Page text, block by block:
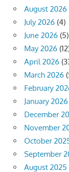
August 2026
July 2026 (4)
June 2026 (5)
May 2026
April 2026
March 2026
February
January 2026
December
November
October
September
August 2025